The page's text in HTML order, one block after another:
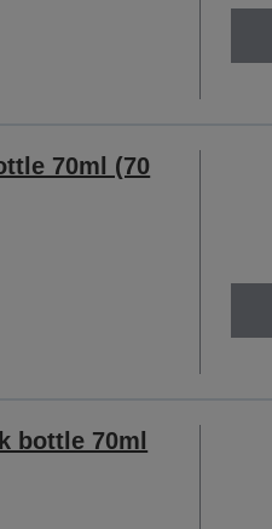
70ml (70
bottle 70ml